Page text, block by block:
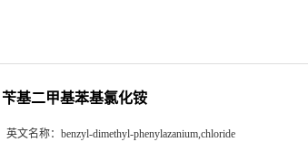
苄基二甲基苯基氯化铵
英文名称： benzyl-dimethyl-phenylazanium,chloride